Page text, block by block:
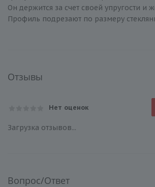
Он держится за счет своей упругости и
Профиль подрезают по размеру
Отзывы
Нет оценок
Загрузка отзывов...
Вопрос/Ответ